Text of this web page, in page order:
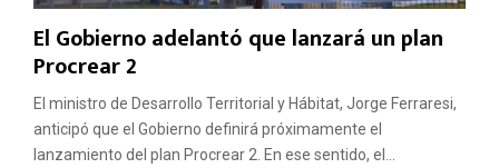
El Gobierno adelantó que lanzará un plan
Procrear 2
El ministro de Desarrollo Territorial y Hábitat, Jorge Ferraresi,
anticipó que el Gobierno definirá próximamente el
lanzamiento del plan Procrear 2. En ese sentido, el...